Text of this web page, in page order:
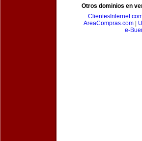
Otros dominios en
AreaCompras.com
e-